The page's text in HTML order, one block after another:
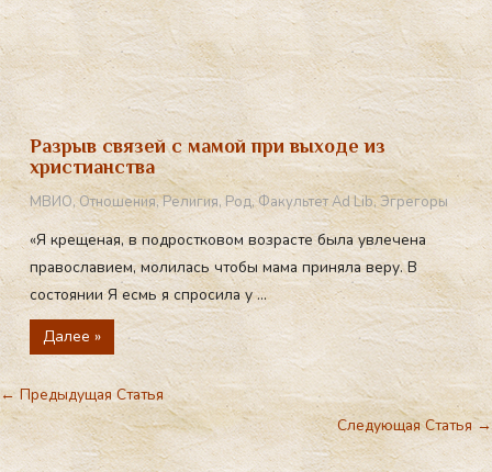
Разрыв связей с мамой при выходе из
христианства
МВИО,Отношения,Религия,Род,Факультет Ad Lib,Эгрегоры
«Я крещеная, в подростковом возрасте была увлечена
православием, молилась чтобы мама приняла веру. В
состоянии Я есмь я спросила у ...
Далее »
←Предыдущая Статья
Следующая Статья→